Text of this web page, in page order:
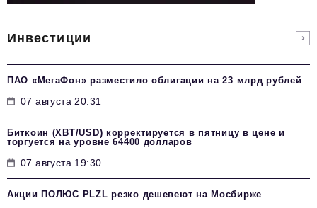
Инвестиции
ПАО «МегаФон» разместило облигации на 23 млрд рублей
07 августа 20:31
Биткоин (XBT/USD) корректируется в пятницу в цене и
торгуется на уровне 64400 долларов
07 августа 19:30
Акции ПОЛЮС PLZL резко дешевеют на Мосбирже